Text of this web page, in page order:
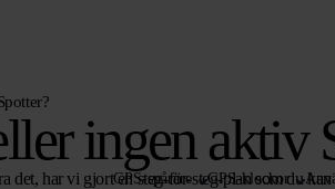
GPS-spårare GPS-klockor
ingen aktiv
det, har vi gjort en steg-för-steg-plan som du